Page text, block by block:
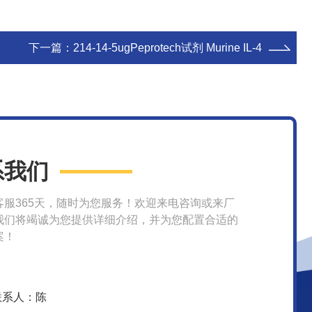
下一篇： 214-14-5ugPeprotech试剂 Murine IL-4
们
服365天，随时为您服务！欢迎来电咨询或来厂
们将竭诚为您提供详细介绍，并为您配置合适的
系人：陈